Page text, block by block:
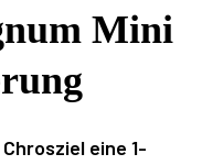
Mini
eine 1-